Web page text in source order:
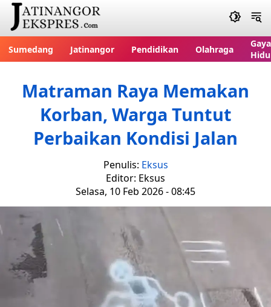
Sumedang Jatinangor Pendidikan Olahraga
Gaya
Matraman Raya Memakan
Korban, Warga Tuntut
Perbaikan Kondisi Jalan
Penulis: Eksus
Editor: Eksus
Selasa, 10 Feb 2026 - 08:45